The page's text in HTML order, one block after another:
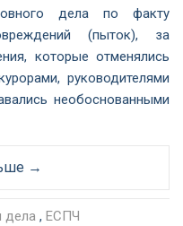
дела по факту
(пыток), за
которые отменялись
руководителями
необоснованными
→
дела , ЕСПЧ